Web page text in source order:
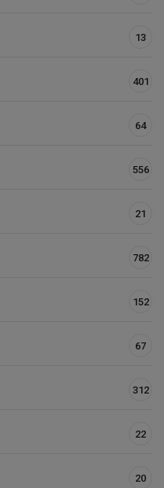
13
401
64
556
21
782
152
67
312
22
20